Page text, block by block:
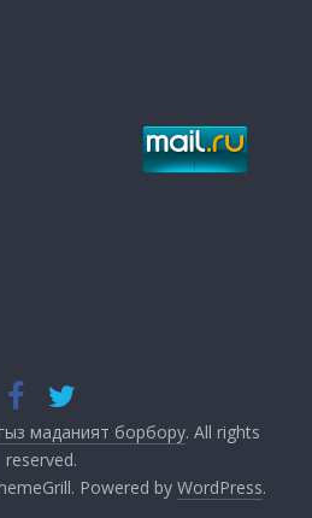
маданият борбору. All rights
reserved.
Powered by WordPress.